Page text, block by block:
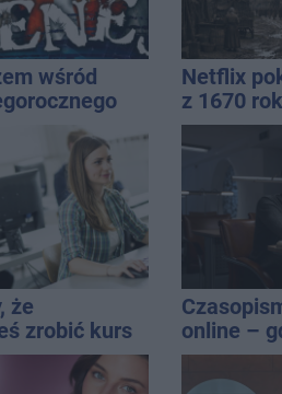
wśród
Netflix
z 1670
wtedy
że
zrobić kurs
online –
publikacje?